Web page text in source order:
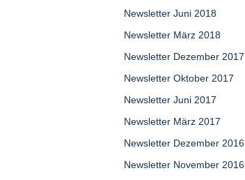
Newsletter Juni 2018
Newsletter März 2018
Newsletter Dezember 2017
Newsletter Oktober 2017
Newsletter Juni 2017
Newsletter März 2017
Newsletter Dezember 2016
Newsletter November 2016